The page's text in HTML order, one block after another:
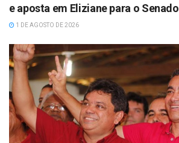
e aposta em Eliziane para o Senado
1 DE AGOSTO DE 2026